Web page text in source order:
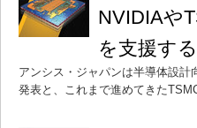
NVIDIAや
を支援す
アンシス・ジャパンは半導体設
発表と、これまで進めてきた